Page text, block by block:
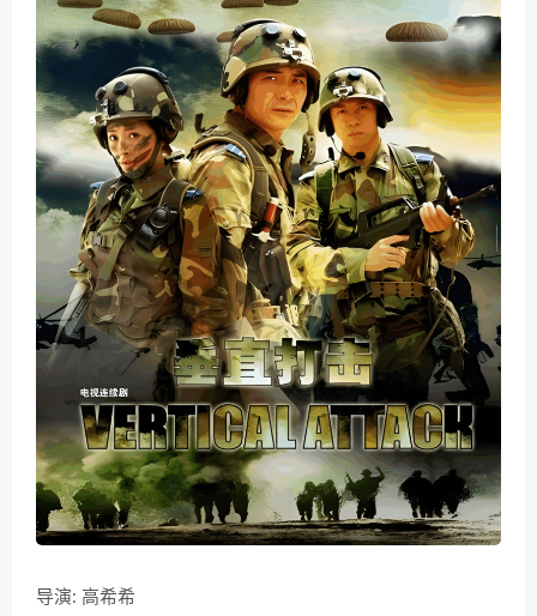
导演: 高希希